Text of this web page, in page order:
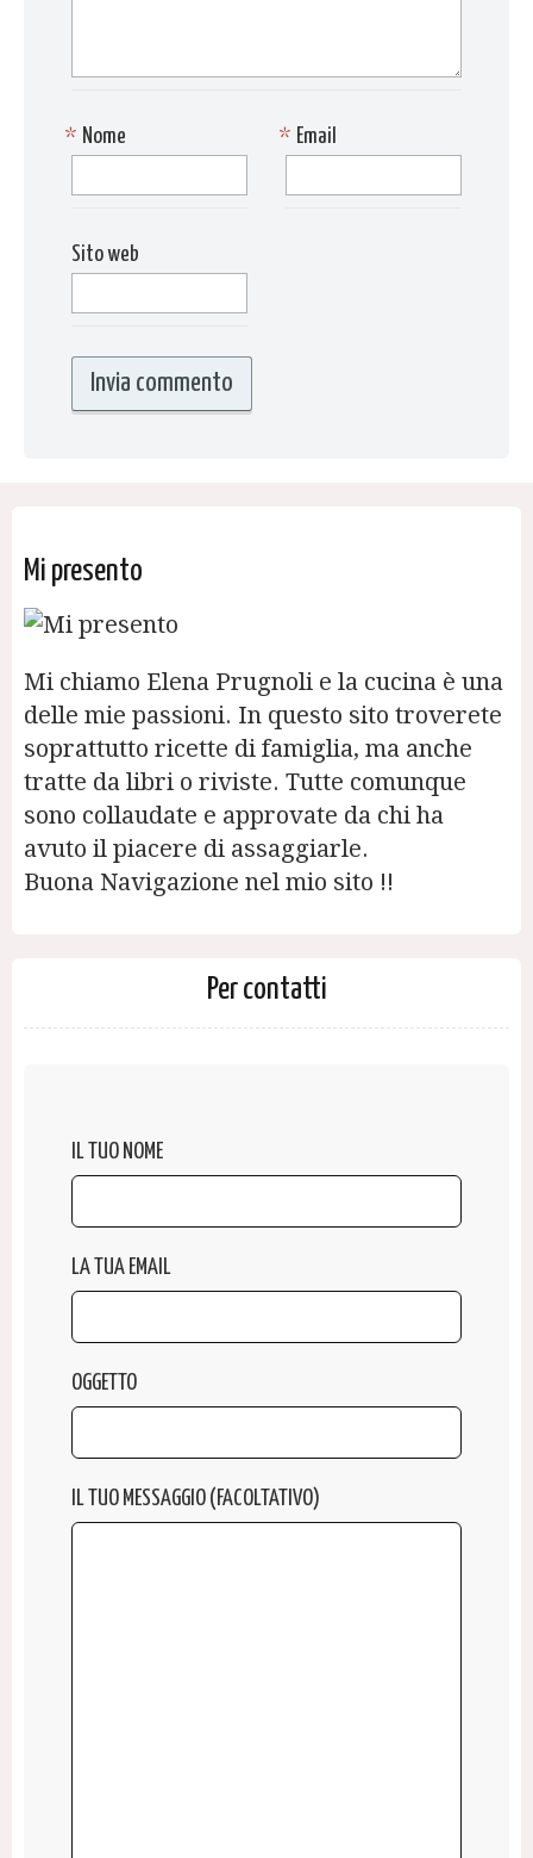
Nome
* Email
*
Sito web
Mi presento
Mi chiamo Elena Prugnoli e la cucina è una
delle mie passioni. In questo sito troverete
soprattutto ricette di famiglia, ma anche
tratte da libri o riviste. Tutte comunque
sono collaudate e approvate da chi ha
avuto il piacere di assaggiarle.
Buona Navigazione nel mio sito !!
Per contatti
IL TUO NOME
LA TUA EMAIL
OGGETTO
IL TUO MESSAGGIO (FACOLTATIVO)